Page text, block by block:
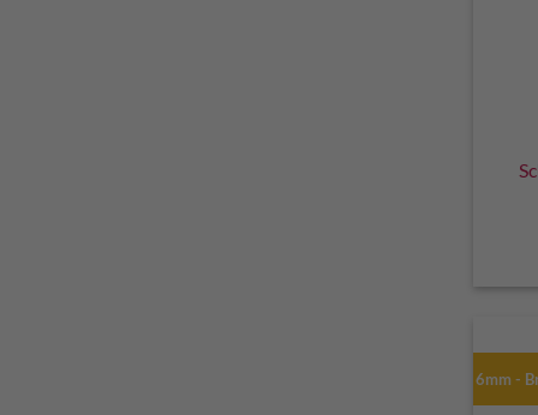
6mm -